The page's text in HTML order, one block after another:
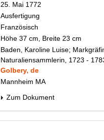
25. Mai 1772
Ausfertigung
Französisch
Höhe 37 cm, Breite 23 cm
Baden, Karoline Luise;
Naturaliensammlerin, 1723 -
Golbery, de
Mannheim MA
Zum Dokument